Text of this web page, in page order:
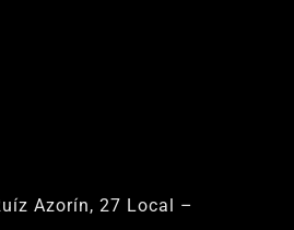
Azorín, 27 Local –